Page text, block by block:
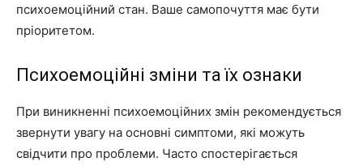
психоемоційний стан. Ваше самопочуття має бути
пріоритетом.
Психоемоційні зміни та їх ознаки
При виникненні психоемоційних змін рекомендується
звернути увагу на основні симптоми, які можуть
свідчити про проблеми. Часто спостерігається